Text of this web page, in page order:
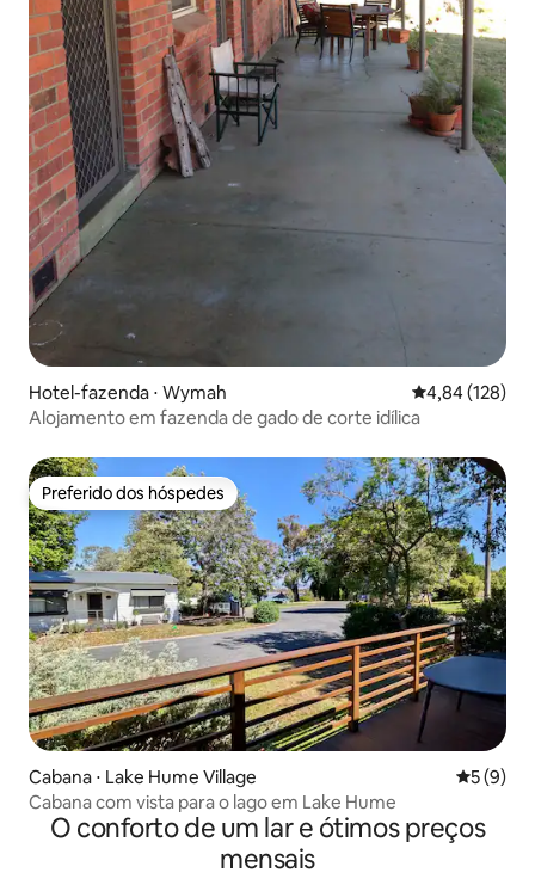
Hotel-fazenda ⋅ Wymah 4,84 de uma
4,84 (128)
Alojamento em fazenda de gado de corte idílica
Preferido dos hóspedes
Preferido dos hóspedes
Cabana ⋅ Lake Hume Village 5 de
5 (9)
Cabana com vista para o lago em Lake Hume
O conforto de um lar e ótimos preços
mensais